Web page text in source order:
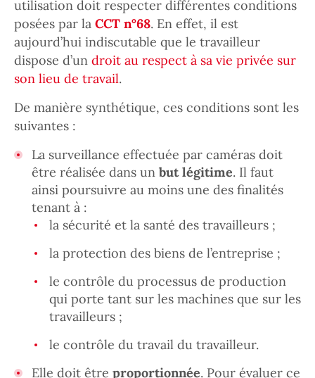
utilisation doit respecter différentes conditions
posées par la CCT n°68. En effet, il est
aujourd’hui indiscutable que le travailleur
dispose d’un droit au respect à sa vie privée sur
son lieu de travail.
De manière synthétique, ces conditions sont les
suivantes :
La surveillance effectuée par caméras doit
être réalisée dans un but légitime. Il faut
ainsi poursuivre au moins une des finalités
tenant à :
la sécurité et la santé des travailleurs ;
la protection des biens de l’entreprise ;
le contrôle du processus de production
qui porte tant sur les machines que sur les
travailleurs ;
le contrôle du travail du travailleur.
Elle doit être proportionnée. Pour évaluer ce